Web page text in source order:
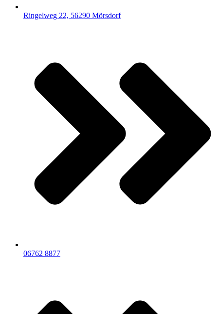
Ringelweg 22, 56290 Mörsdorf
06762 8877